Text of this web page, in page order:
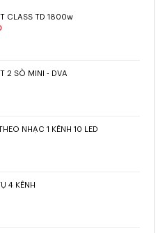
CLASS TD 1800w
2 SÒ MINI - DVA
NHẠC 1 KÊNH 10 LED
4 KÊNH